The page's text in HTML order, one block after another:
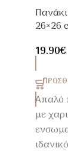
26×26
19.90€
Απαλό
με